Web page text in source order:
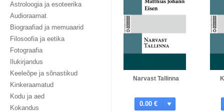
Astroloogia ja esoteerika
Audioraamat
Biograafiad ja memuaarid
Filosoofia ja eetika
Fotograafia
Ilukirjandus
Keeleõpe ja sõnastikud
Kinkeraamatud
Kodu ja aed
Kokandus
Narvast Tallinna
0.00 €